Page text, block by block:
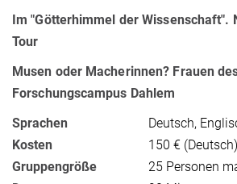
Im "Götterhimmel der Wissenschaft".
Tour
Musen oder Macherinnen? Frauen
Forschungscampus Dahlem
Sprachen
Deutsch,
Kosten
150 €
Gruppengröße
25 Personen